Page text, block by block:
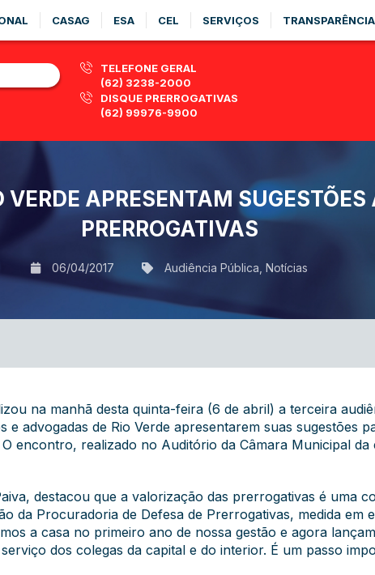
CASAG ESA CEL SERVIÇOS TRANSPARÊNCIA
TELEFONE GERAL
(62) 3238-2000
DISQUE PRERROGATIVAS
(62) 99976-9900
VERDE APRESENTAM
PRERROGATIVAS
06/04/2017 Audiência Pública Notícias
na manhã desta quinta-feira (6 de abril) a terceira
e advogadas de Rio Verde apresentarem suas sugestões
encontro, realizado no Auditório da Câmara Municipal
destacou que a valorização das prerrogativas é uma
da Procuradoria de Defesa de Prerrogativas, medida em
a casa no primeiro ano de nossa gestão e agora
dos colegas da capital e do interior. É um passo